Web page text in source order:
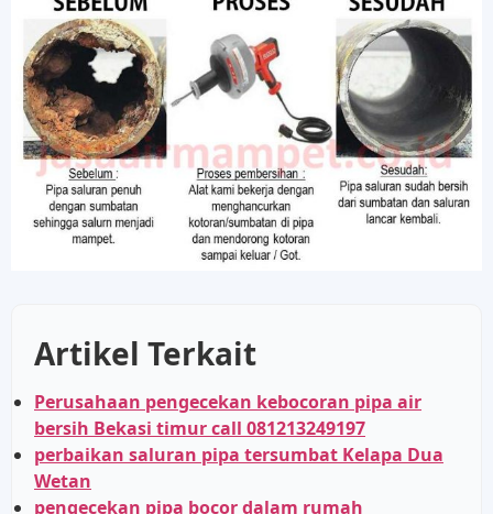
Artikel Terkait
Perusahaan pengecekan kebocoran pipa air
bersih Bekasi timur call 081213249197
perbaikan saluran pipa tersumbat Kelapa Dua
Wetan
pengecekan pipa bocor dalam rumah